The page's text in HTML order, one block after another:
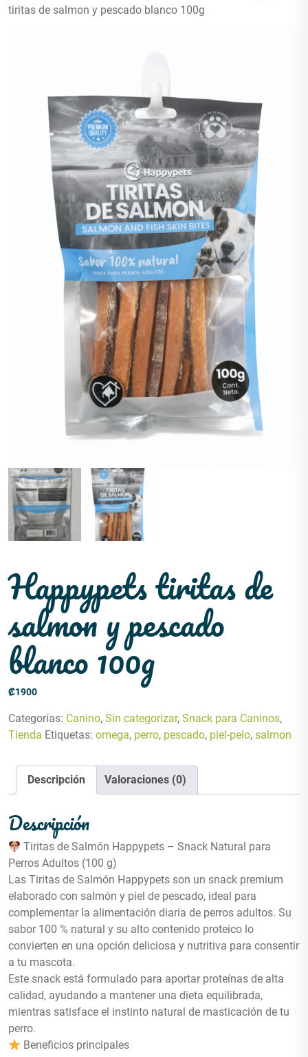
tiritas de salmon y pescado blanco 100g
Happypets tiritas de
salmon y pescado
blanco 100g
₡1900
Categorías: Canino, Sin categorizar, Snack para Caninos,
Tienda Etiquetas: omega, perro, pescado, piel-pelo, salmon
Descripción Valoraciones (0)
Descripción
Tiritas de Salmón Happypets – Snack Natural para
Perros Adultos (100 g)
Las Tiritas de Salmón Happypets son un snack premium
elaborado con salmón y piel de pescado, ideal para
complementar la alimentación diaria de perros adultos. Su
sabor 100 % natural y su alto contenido proteico lo
convierten en una opción deliciosa y nutritiva para consentir
a tu mascota.
Este snack está formulado para aportar proteínas de alta
calidad, ayudando a mantener una dieta equilibrada,
mientras satisface el instinto natural de masticación de tu
perro.
Beneficios principales